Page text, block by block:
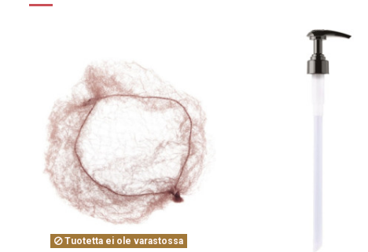
Tuotetta ei ole varastossa